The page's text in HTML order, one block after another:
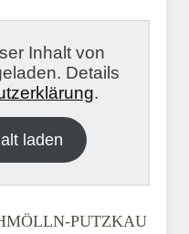
Inhalt von
Details
.
laden
PUTZKAU